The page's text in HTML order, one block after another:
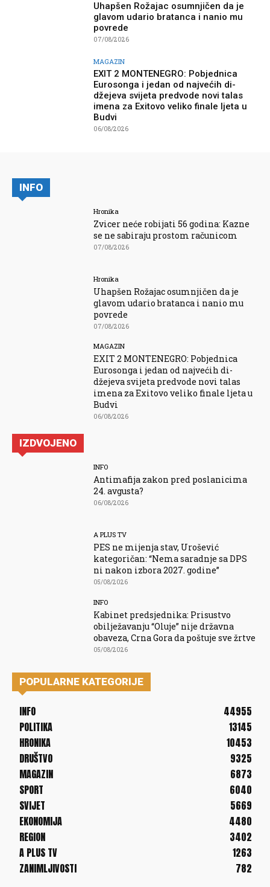
Uhapšen Rožajac osumnjičen da je
glavom udario bratanca i nanio mu
povrede
07/08/2026
MAGAZIN
EXIT 2 MONTENEGRO: Pobjednica
Eurosonga i jedan od najvećih di-
džejeva svijeta predvode novi talas
imena za Exitovo veliko finale ljeta u
Budvi
06/08/2026
INFO
Hronika
Zvicer neće robijati 56 godina: Kazne
se ne sabiraju prostom računicom
07/08/2026
Hronika
Uhapšen Rožajac osumnjičen da je
glavom udario bratanca i nanio mu
povrede
07/08/2026
MAGAZIN
EXIT 2 MONTENEGRO: Pobjednica
Eurosonga i jedan od najvećih di-
džejeva svijeta predvode novi talas
imena za Exitovo veliko finale ljeta u
Budvi
06/08/2026
IZDVOJENO
INFO
Antimafija zakon pred poslanicima
24. avgusta?
06/08/2026
A PLUS TV
PES ne mijenja stav, Urošević
kategoričan: “Nema saradnje sa DPS
ni nakon izbora 2027. godine”
05/08/2026
INFO
Kabinet predsjednika: Prisustvo
obilježavanju “Oluje” nije državna
obaveza, Crna Gora da poštuje sve žrtve
05/08/2026
POPULARNE KATEGORIJE
INFO
44955
POLITIKA
13145
HRONIKA
10453
DRUŠTVO
9325
MAGAZIN
6873
SPORT
6040
SVIJET
5669
EKONOMIJA
4480
REGION
3402
A PLUS TV
1263
ZANIMLJIVOSTI
782